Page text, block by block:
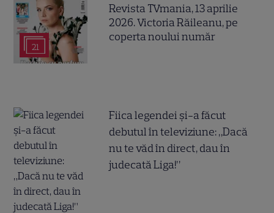
21
Revista TVmania, 13 aprilie
2026. Victoria Răileanu, pe
coperta noului număr
Fiica legendei și-a făcut
debutul în televiziune: „Dacă
nu te văd în direct, dau în
judecată Liga!”